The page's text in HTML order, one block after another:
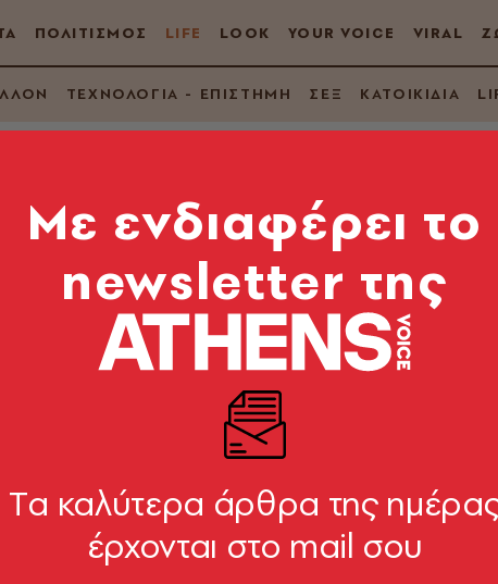
ΠΟΛΙΤΙΣΜΟΣ LIFE LOOK YOUR VOICE VIRAL
ΤΕΧΝΟΛΟΓΙΑ - ΕΠΙΣΤΗΜΗ ΣΕΞ ΚΑΤΟΙΚΙΔΙΑ
καλύτερη σαλάτα;
ένας διαγωνισμός με άλλη αντίληψη
Mε ενδιαφέρει το
newsletter της
Tα καλύτερα άρθρα της
έρχονται στο mail σου